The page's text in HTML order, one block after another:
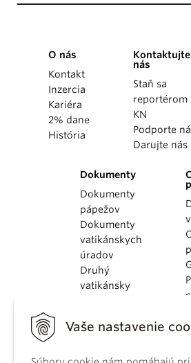
Vaše nastavenie
O nás
Kontakt
Inzercia
Kariéra
2% dane
História
Kontaktujte
nás
Staň sa
reportérom
KN
Podporte
Darujte nás
Dokumenty
Dokumenty
pápežov
Dokumenty
vatikánskych
úradov
Druhý
vatikánsky
KBS